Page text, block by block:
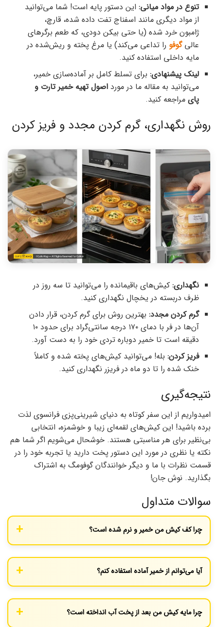
تنوع در مواد میانی: این دستور پایه است! شما می‌توانید
از مواد دیگری مانند اسفناج تفت داده شده، قارچ،
ژامبون خرد شده (یا حتی بیکن دودی، که طعم برگرهای
عالیگوفو را تداعی می‌کند) یا مرغ پخته و ریش‌شده در
مایه داخلی استفاده کنید.
لینک پیشنهادی: برای تسلط کامل بر آماده‌سازی خمیر،
می‌توانید به مقاله ما در مورد اصول تهیه خمیر تارت و
پای مراجعه کنید.
روش نگهداری، گرم کردن مجدد و فریز کردن
نگهداری: کیش‌های باقیمانده را می‌توانید تا سه روز در
ظرف دربسته در یخچال نگهداری کنید.
گرم کردن مجدد: بهترین روش برای گرم کردن، قرار دادن
آن‌ها در فر با دمای ۱۷۰ درجه سانتی‌گراد برای حدود ۱۰
دقیقه است تا خمیر دوباره تردی خود را به دست آورد.
فریز کردن: بله! می‌توانید کیش‌های پخته شده و کاملاً
خنک شده را تا دو ماه در فریزر نگهداری کنید.
نتیجه‌گیری
امیدواریم از این سفر کوتاه به دنیای شیرینی‌پزی فرانسوی لذت
برده باشید! این کیش‌های لقمه‌ای زیبا و خوشمزه، انتخابی
بی‌نظیر برای هر مناسبتی هستند. خوشحال می‌شویم اگر شما هم
نکته یا نظری در مورد این دستور پخت دارید یا تجربه خود را در
قسمت نظرات با ما و دیگر خوانندگان گوفومگ به اشتراک
بگذارید. نوش جان!
سوالات متداول
چرا کف کیش من خمیر و نرم شده است؟
یا دمای فر به اندازه کافی بالا نبوده است. این مرحله برای جلوگیری از
نفوذ رطوبت مایه به خمیر ضروری است.
آیا می‌توانم از خمیر آماده استفاده کنم؟
استفاده کنید. اما طعم و بافت خمیر خانگی تفاوت چشمگیری ایجاد
می‌کند.
چرا مایه کیش من بعد از پخت آب انداخته است؟